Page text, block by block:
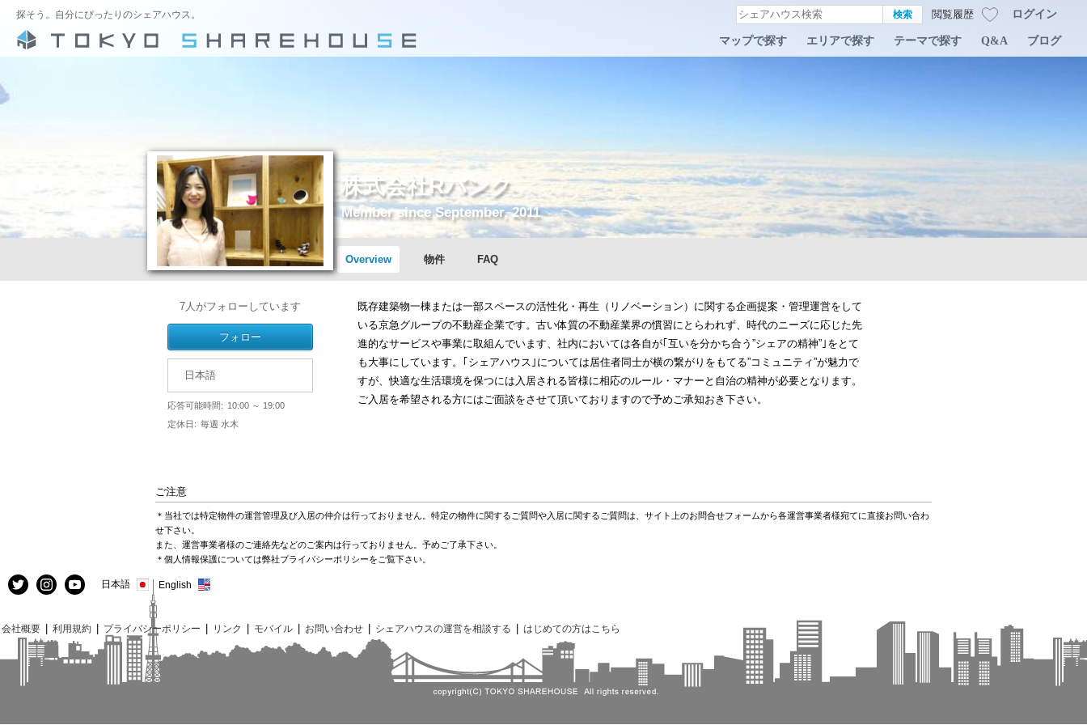
探そう。自分にぴったりのシェアハウス。 閲覧履歴 ログイン
マップで探す エリアで探す テーマで探す Q&A ブログ
株式会社Rバンク
Member since September, 2011
Overview 物件 FAQ
7人がフォローしています
フォロー
日本語
応答可能時間: 10:00 ～ 19:00
定休日: 毎週 水木
既存建築物一棟または一部スペースの活性化・再生（リノベーション）に関する企画提案・管理運営をして
いる京急グループの不動産企業です。古い体質の不動産業界の慣習にとらわれず、時代のニーズに応じた先
進的なサービスや事業に取組んでいます、社内においては各自が｢互いを分かち合う”シェアの精神”｣をとて
も大事にしています。｢シェアハウス｣については居住者同士が横の繋がりをもてる”コミュニティ”が魅力で
すが、快適な生活環境を保つには入居される皆様に相応のルール・マナーと自治の精神が必要となります。
ご入居を希望される方にはご面談をさせて頂いておりますので予めご承知おき下さい。
ご注意
＊当社では特定物件の運営管理及び入居の仲介は行っておりません。特定の物件に関するご質問や入居に関するご質問は、サイト上のお問合せフォームから各運営事業者様宛てに直接お問い合わ
せ下さい。
また、運営事業者様のご連絡先などのご案内は行っておりません。予めご了承下さい。
＊個人情報保護については弊社プライバシーポリシーをご覧下さい。
日本語 English
会社概要 | 利用規約 | プライバシーポリシー | リンク | モバイル | お問い合わせ | シェアハウスの運営を相談する | はじめての方はこちら